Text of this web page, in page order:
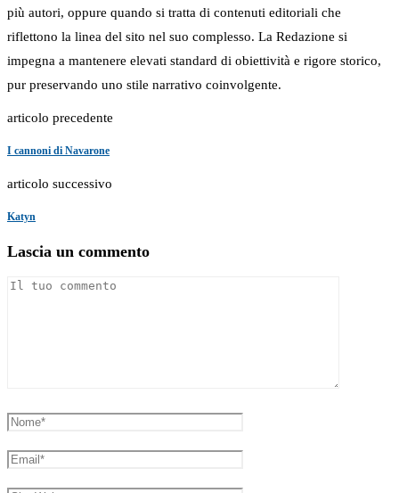
più autori, oppure quando si tratta di contenuti editoriali che
riflettono la linea del sito nel suo complesso. La Redazione si
impegna a mantenere elevati standard di obiettività e rigore storico,
pur preservando uno stile narrativo coinvolgente.
articolo precedente
I cannoni di Navarone
articolo successivo
Katyn
Lascia un commento